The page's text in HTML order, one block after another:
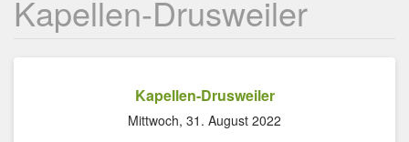
Kapellen-Drusweiler
Kapellen-Drusweiler
Mittwoch, 31. August 2022